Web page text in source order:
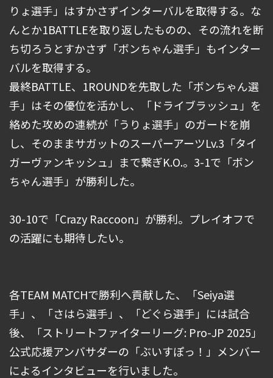
りょ選手」はすかさずインターバルを取得する。な
んとか1BATTLEを取り返したものの、その流れを断
ち切ろうとすかさず「ボンちゃん選手」もインター
バルを取得する。
最終BATTLE、1ROUNDを先取した「ボンちゃん選
手」はその優位を活かし、「ドライブラッシュ」を
絡めた攻めの連続が「うりょ選手」のガードを崩
し、そのままサガットのスーパーアーツLv.3「タイ
ガーヴァンキッシュ」まで繋ぎK.O.。3-1で「ボン
ちゃん選手」が勝利した。
30-10で「Crazy Raccoon」が勝利。プレイオフで
の活躍にも期待したい。
各TEAM MATCHで勝利へ貢献した、「Seiya選
手」、「さはら選手」、「どぐら選手」には試合
後、「ストリートファイターリーグ: Pro-JP 2025」
公式応援アンバサダーの「ぶいすぽっ！」メンバー
によるインタビューを行いました。